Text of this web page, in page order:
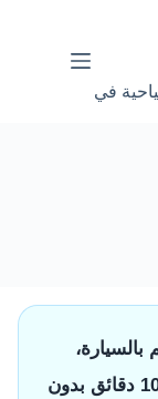
في
عن باد غاستن حوالي 866 كم بالسيارة،
وتستغرق الرحلة غالبًا نحو 9 ساعات و10 دقائق بدون